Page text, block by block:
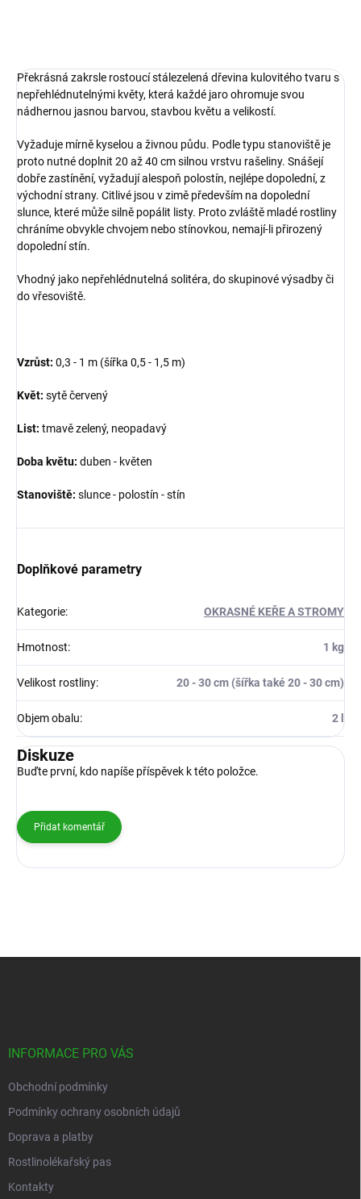
Překrásná zakrsle rostoucí stálezelená dřevina kulovitého tvaru s
nepřehlédnutelnými květy, která každé jaro ohromuje svou
nádhernou jasnou barvou, stavbou květu a velikostí.
Vyžaduje mírně kyselou a živnou půdu. Podle typu stanoviště je
proto nutné doplnit 20 až 40 cm silnou vrstvu rašeliny. Snášejí
dobře zastínění, vyžadují alespoň polostín, nejlépe dopolední, z
východní strany. Citlivé jsou v zimě především na dopolední
slunce, které může silně popálit listy. Proto zvláště mladé rostliny
chráníme obvykle chvojem nebo stínovkou, nemají-li přirozený
dopolední stín.
Vhodný jako nepřehlédnutelná solitéra, do skupinové výsadby či
do vřesoviště.
Vzrůst: 0,3 - 1 m (šířka 0,5 - 1,5 m)
Květ: sytě červený
List: tmavě zelený, neopadavý
Doba květu: duben - květen
Stanoviště: slunce - polostín - stín
Doplňkové parametry
Kategorie: OKRASNÉ KEŘE A STROMY
Hmotnost: 1 kg
Velikost rostliny: 20 - 30 cm (šířka také 20 - 30 cm)
Objem obalu: 2 l
Diskuze
Buďte první, kdo napíše příspěvek k této položce.
Přidat komentář
INFORMACE PRO VÁS
Obchodní podmínky
Podmínky ochrany osobních údajů
Doprava a platby
Rostlinolékařský pas
Kontakty